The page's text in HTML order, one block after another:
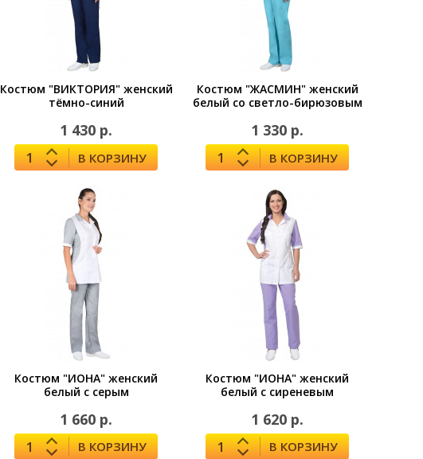
Костюм "ВИКТОРИЯ" женский
тёмно-синий
1 430 р.
В КОРЗИНУ
Костюм "ЖАСМИН" женский
белый со светло-бирюзовым
1 330 р.
В КОРЗИНУ
Костюм "ИОНА" женский
белый с серым
1 660 р.
В КОРЗИНУ
Костюм "ИОНА" женский
белый с сиреневым
1 620 р.
В КОРЗИНУ